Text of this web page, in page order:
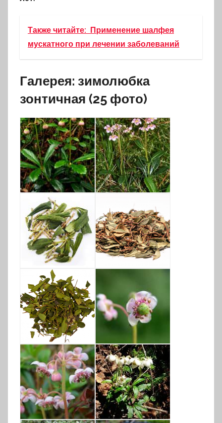
Также читайте: Применение шалфея
мускатного при лечении заболеваний
Галерея: зимолюбка
зонтичная (25 фото)